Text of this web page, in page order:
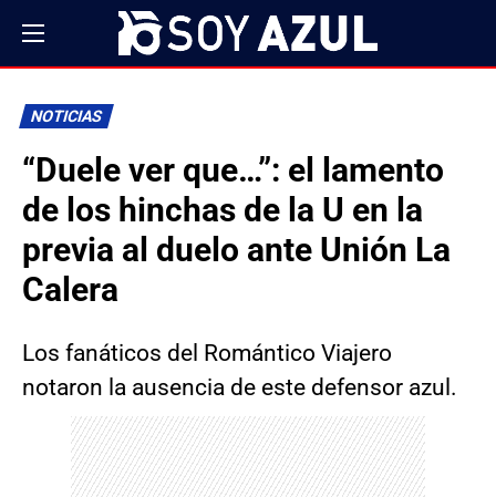
NOTICIAS
“Duele ver que…”: el lamento
de los hinchas de la U en la
previa al duelo ante Unión La
Calera
Los fanáticos del Romántico Viajero
notaron la ausencia de este defensor azul.